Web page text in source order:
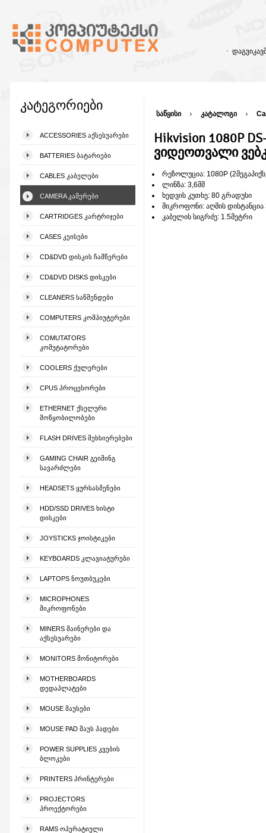
კატეგორიები
ACCESSORIES ᲐᲥᲡᲔᲡᲣᲐᲠᲔᲑᲘ
BATTERIES ᲑᲐᲢᲐᲠᲘᲔᲑᲘ
CABLES ᲙᲐᲑᲔᲚᲔᲑᲘ
CAMERA ᲙᲐᲛᲔᲠᲔᲑᲘ
CARTRIDGES ᲙᲐᲠᲢᲠᲘᲯᲔᲑᲘ
CASES ᲙᲔᲘᲡᲔᲑᲘ
CD&DVD ᲓᲘᲡᲙᲘᲡ ᲩᲐᲛᲬᲔᲠᲔᲑᲘ
CD&DVD DISKS ᲓᲘᲡᲙᲔᲑᲘ
CLEANERS ᲡᲐᲬᲛᲔᲜᲓᲔᲑᲘ
COMPUTERS ᲙᲝᲛᲞᲘᲣᲢᲔᲠᲔᲑᲘ
COMUTATORS
ᲙᲝᲛᲣᲢᲐᲢᲝᲠᲔᲑᲘ
COOLERS ᲥᲣᲚᲔᲠᲔᲑᲘ
CPUS ᲞᲠᲝᲪᲔᲡᲝᲠᲔᲑᲘ
ETHERNET ᲥᲡᲔᲚᲣᲠᲘ
ᲛᲝᲬᲧᲝᲑᲘᲚᲝᲑᲔᲑᲘ
FLASH DRIVES ᲛᲔᲮᲡᲘᲔᲠᲔᲑᲔᲑᲘ
GAMING CHAIR ᲒᲔᲘᲛᲘᲜᲒ
ᲡᲐᲕᲐᲠᲫᲚᲔᲑᲘ
HEADSETS ᲧᲣᲠᲡᲐᲡᲛᲔᲜᲔᲑᲘ
HDD/SSD DRIVES ᲮᲘᲡᲢᲘ
ᲓᲘᲡᲙᲔᲑᲘ
JOYSTICKS ᲯᲝᲘᲡᲢᲘᲙᲔᲑᲘ
KEYBOARDS ᲙᲚᲐᲕᲘᲐᲢᲣᲠᲔᲑᲘ
LAPTOPS ᲜᲝᲣᲗᲑᲣᲙᲔᲑᲘ
MICROPHONES
ᲛᲘᲙᲠᲝᲤᲝᲜᲔᲑᲘ
MINERS ᲛᲐᲘᲜᲔᲠᲔᲑᲘ ᲓᲐ
ᲐᲥᲡᲔᲡᲣᲐᲠᲔᲑᲘ
MONITORS ᲛᲝᲜᲘᲢᲝᲠᲔᲑᲘ
MOTHERBOARDS
ᲓᲔᲓᲐᲞᲚᲐᲢᲔᲑᲘ
MOUSE ᲛᲐᲣᲡᲔᲑᲘ
MOUSE PAD ᲛᲐᲣᲡ ᲞᲐᲓᲔᲑᲘ
POWER SUPPLIES ᲙᲕᲔᲑᲘᲡ
ᲑᲚᲝᲙᲔᲑᲘ
PRINTERS ᲞᲠᲘᲜᲢᲔᲠᲔᲑᲘ
PROJECTORS
ᲞᲠᲝᲔᲥᲢᲝᲠᲔᲑᲘ
RAMS ᲝᲞᲔᲠᲐᲢᲘᲣᲚᲘ
საწყისი კატალოგი
Hikvision 1080P
ვიდეოთვალი
რეზოლუცია: 1080P
ლინზა: 3,6მმ
ხედვის კუთხე: 80 გრადუსი
მიკროფონი: აღმის
კაბელის სიგრძე: 1.5მეტრი